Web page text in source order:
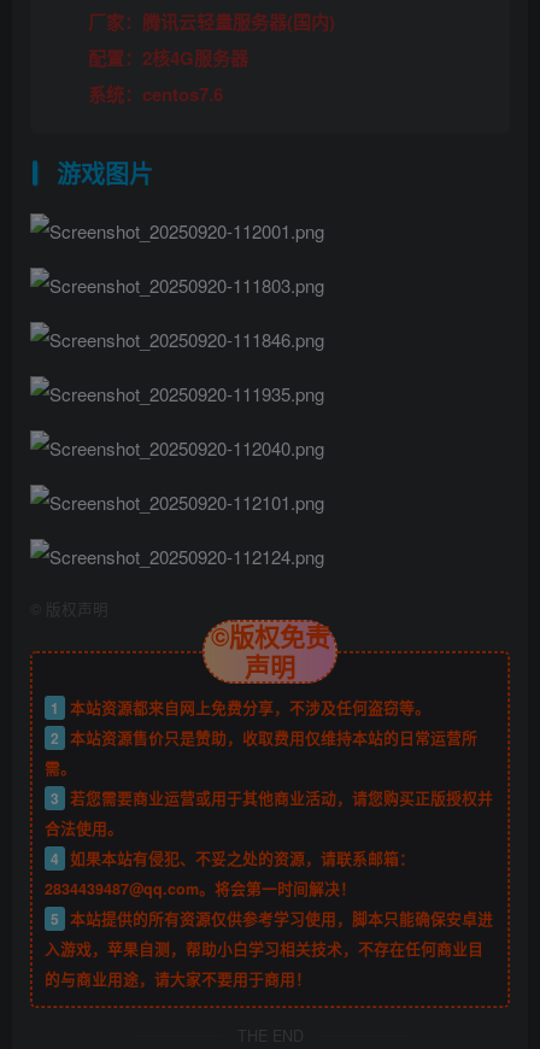
厂家：腾讯云轻量服务器(国内)
配置：2核4G服务器
系统：centos7.6
游戏图片
版权声明
©版权免责
声明
1
本站资源都来自网上免费分享，不涉及任何盗窃等。
2 本站资源售价只是赞助，收取费用仅维持本站的日常运营所
需。
3 若您需要商业运营或用于其他商业活动，请您购买正版授权并
合法使用。
4 如果本站有侵犯、不妥之处的资源，请联系邮箱：
2834439487@qq.com。将会第一时间解决！
5 本站提供的所有资源仅供参考学习使用，脚本只能确保安卓进
入游戏，苹果自测，帮助小白学习相关技术，不存在任何商业目
的与商业用途，请大家不要用于商用！
THE END